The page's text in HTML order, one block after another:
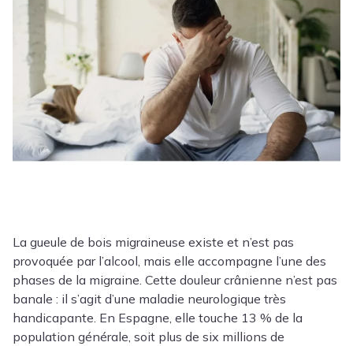
La gueule de bois migraineuse existe et n’est pas
provoquée par l’alcool, mais elle accompagne l’une des
phases de la migraine. Cette douleur crânienne n’est pas
banale : il s’agit d’une maladie neurologique très
handicapante. En Espagne, elle touche 13 % de la
population générale, soit plus de six millions de